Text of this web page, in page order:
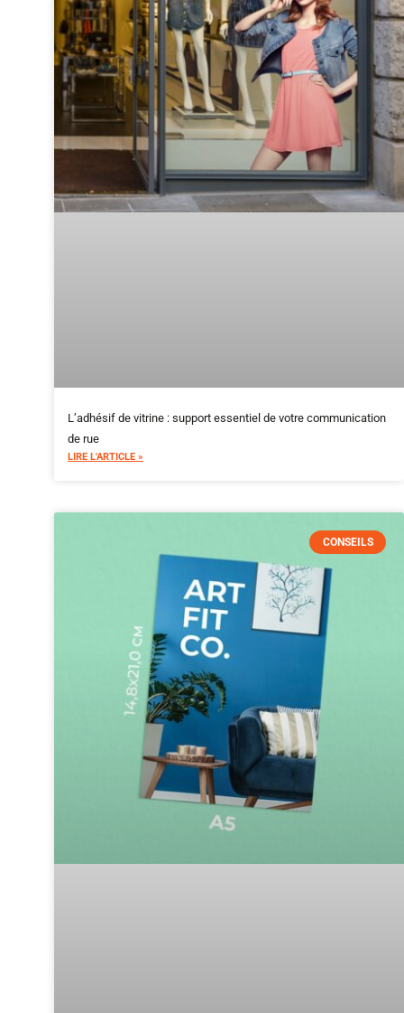
L’adhésif de vitrine : support essentiel de votre communication
de rue
LIRE L'ARTICLE »
CONSEILS